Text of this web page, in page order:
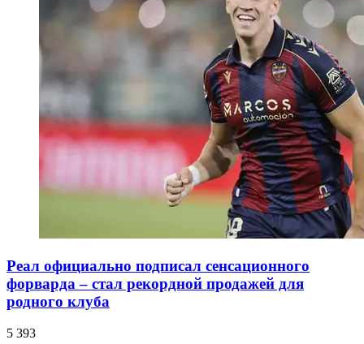
Реал официально подписал сенсационного
форварда – стал рекордной продажей для
родного клуба
5 393